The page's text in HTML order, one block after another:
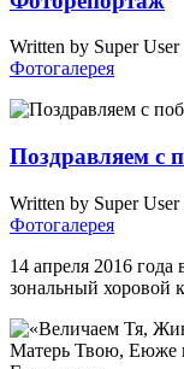
Written by Super User
Фотогалерея
Поздравляем с
Written by Super User
Фотогалерея
14 апреля 2016
зональный хоровой